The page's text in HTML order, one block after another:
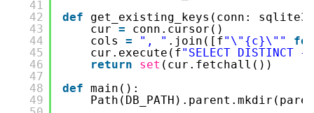
41
42
43
44
45
46
47
48
49
def
get_existing_keys(conn:
cur =
conn.cursor()
cols = ", " .join([f"\"{c}\""
for
cur.execute(f"SELECT DISTINCT
return
set (cur.fetchall())
def main():